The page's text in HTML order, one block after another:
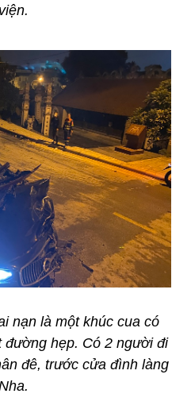
viện.
nạn là một khúc cua có
đường hẹp. Có 2 người đi
đê, trước cửa đình làng